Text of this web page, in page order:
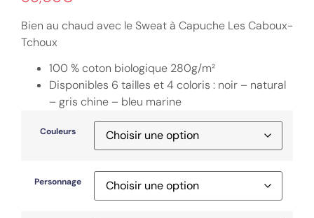
Bien au chaud avec le Sweat à Capuche Les Caboux-
Tchoux
100 % coton biologique 280g/m²
Disponibles 6 tailles et 4 coloris : noir – natural
– gris chine – bleu marine
Couleurs
Personnage